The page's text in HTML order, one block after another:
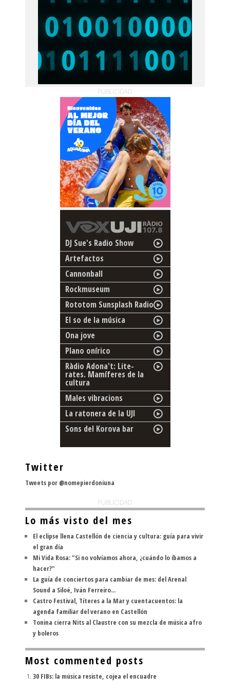
PUBLICIDAD
DJ Sue's Radio Show
Artefactos
Cannonball
Rockmuseum
Rototom Sunsplash Radio
El so de la música
Ona jove
Plano onírico
Ràdio Adona't: Lite-
rates. Mamíferes de la
cultura
Males vibracions
La ratonera de la UJI
Sons del Korova bar
Twitter
Tweets por @nomepierdoniuna
PUBLICIDAD
Lo más visto del mes
El eclipse llena Castellón de ciencia y cultura: guía para vivir
el gran día
Mi Vida Rosa: "Si no volvíamos ahora, ¿cuándo lo íbamos a
hacer?"
La guía de conciertos para cambiar de mes: del Arenal
Sound a Siloé, Iván Ferreiro...
Castro Festival, Títeres a la Mar y cuentacuentos: la
agenda familiar del verano en Castellón
Tonina cierra Nits al Claustre con su mezcla de música afro
y boleros
Most commented posts
30 FIBs: la música resiste, cojea el encuadre